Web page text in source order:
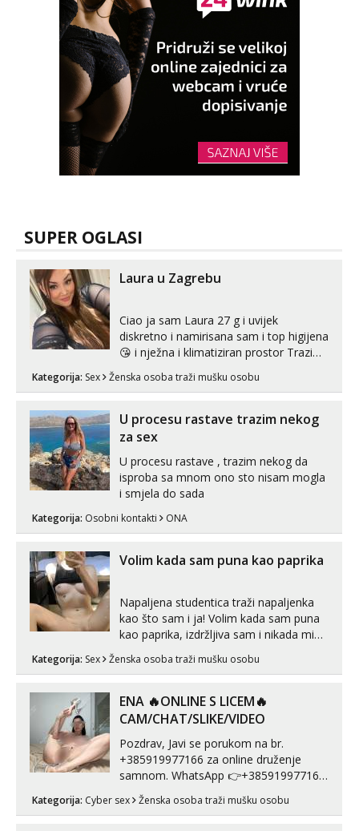
SUPER OGLASI
Laura u Zagrebu
Ciao ja sam Laura 27 g i uvijek
diskretno i namirisana sam i top higijena
😘 i nježna i klimatiziran prostor Trazim
Pusenje i gutanje sperme Erotsko rublje
tijelu Iskljucivo neradim analni !!! I
Kategorija: Sex Ženska osoba traži mušku osobu
U procesu rastave trazim nekog
za sex
U procesu rastave , trazim nekog da
isproba sa mnom ono sto nisam mogla
i smjela do sada
Kategorija: Osobni kontakti ONA
Volim kada sam puna kao paprika
Napaljena studentica traži napaljenka
kao što sam i ja! Volim kada sam puna
kao paprika, izdržljiva sam i nikada mi
puta dnevno bilo kad i bilo gdje zato se
link ispod i nadji me tamo, cekam te!
Kategorija: Sex Ženska osoba traži mušku osobu
ENA 🔥ONLINE S LICEM🔥
CAM/CHAT/SLIKE/VIDEO
Pozdrav, Javi se porukom na br.
+385919977166 za online druženje
samnom. WhatsApp 👉+385919977166
Telegram 👉@enafriedrichkis Radim
videopozive s licem, solo i s partnerom,
Kategorija: Cyber sex Ženska osoba traži mušku osobu